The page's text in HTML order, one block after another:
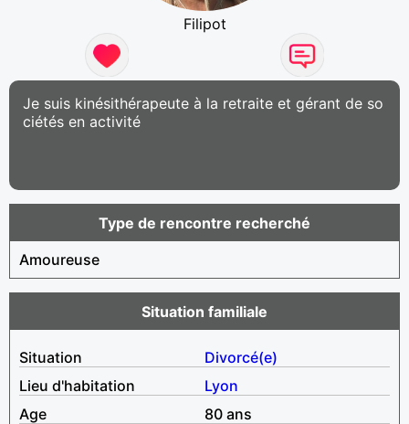
Filipot
Je suis kinésithérapeute à la retraite et gérant de so
ciétés en activité
Type de rencontre recherché
Amoureuse
Situation familiale
Situation
Divorcé(e)
Lieu d'habitation
Lyon
Age
80 ans